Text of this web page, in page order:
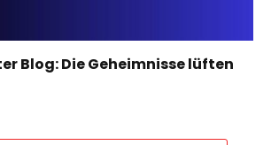
Blog: Die Geheimnisse lüften